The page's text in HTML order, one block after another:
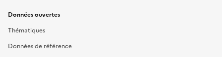
Données ouvertes
Thématiques
Données de référence